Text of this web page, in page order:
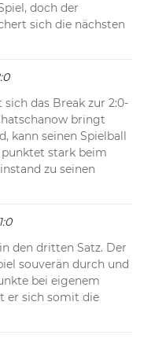
doch der
sich die nächsten
das Break zur 2:0-
bringt
kann seinen Spielball
punktet stark beim
zu seinen
den dritten Satz. Der
souverän durch und
bei eigenem
er sich somit die